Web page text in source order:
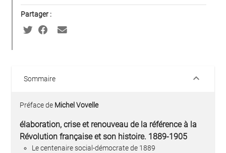
Partager :
Sommaire keyboard_arrow_down
Préface de Michel Vovelle
élaboration, crise et renouveau de la référence à la
Révolution française et son histoire. 1889-1905
Le centenaire social-démocrate de 1889